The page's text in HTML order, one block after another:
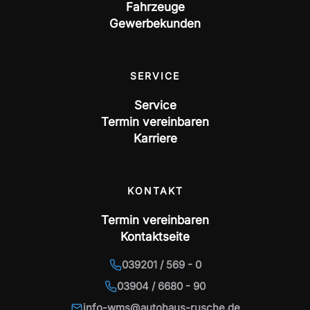
Fahrzeuge
Gewerbekunden
SERVICE
Service
Termin vereinbaren
Karriere
KONTAKT
Termin vereinbaren
Kontaktseite
039201 / 569 - 0
03904 / 6680 - 90